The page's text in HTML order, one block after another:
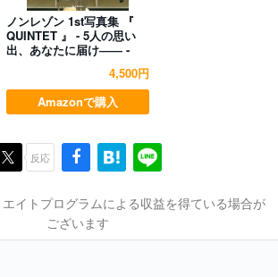
ノンレゾン 1st写真集 『
QUINTET 』 - 5人の思い
出、あなたに届け―― -
4,500円
Amazonで購入
反応
イトプログラムによる収益を得ている場合が
ございます